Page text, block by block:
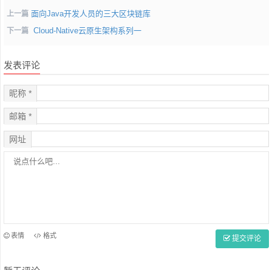
上一篇 面向Java开发人员的三大区块链库
下一篇 Cloud-Native云原生架构系列一
发表评论
昵称 *
邮箱 *
网址
表情 格式 提交评论